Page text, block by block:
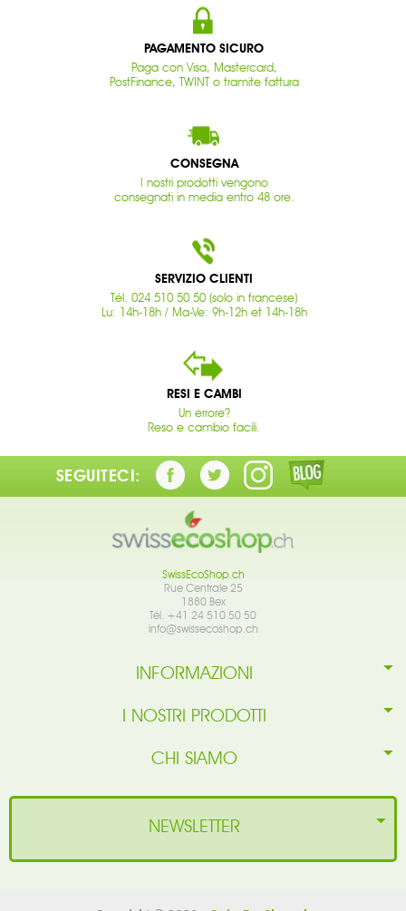
PAGAMENTO SICURO
Paga con Visa, Mastercard,
PostFinance, TWINT o tramite fattura
CONSEGNA
I nostri prodotti vengono
consegnati in media entro 48 ore.
SERVIZIO CLIENTI
Tél. 024 510 50 50 (solo in francese)
Lu: 14h-18h / Ma-Ve: 9h-12h et 14h-18h
RESI E CAMBI
Un errore?
Reso e cambio facili.
SEGUITECI:
SwissEcoShop.ch
Rue Centrale 25
1880 Bex
Tél. +41 24 510 50 50
info@swissecoshop.ch
INFORMAZIONI
I NOSTRI PRODOTTI
CHI SIAMO
NEWSLETTER